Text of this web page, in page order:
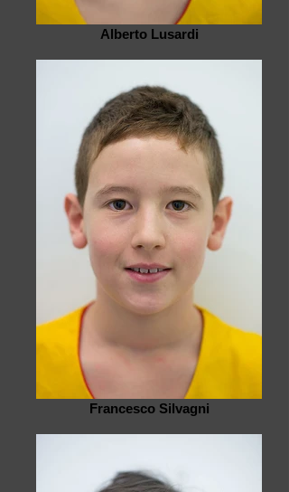
Alberto Lusardi
Francesco Silvagni